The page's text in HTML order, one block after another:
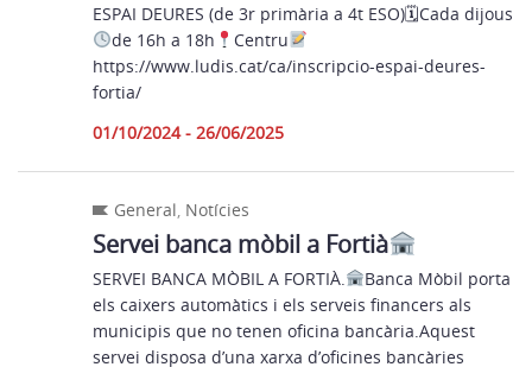
ESPAI DEURES (de 3r primària a 4t ESO)🗓Cada dijous
de 16h a 18h
Centru
https://www.ludis.cat/ca/inscripcio-espai-deures-
fortia/
01/10/2024 - 26/06/2025
General, Notícies
Servei banca mòbil a Fortià
SERVEI BANCA MÒBIL A FORTIÀ.
Banca Mòbil porta
els caixers automàtics i els serveis financers als
municipis que no tenen oficina bancària.Aquest
servei disposa d’una xarxa d’oficines bancàries